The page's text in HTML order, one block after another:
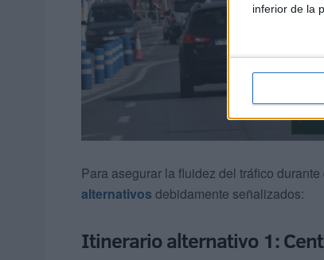
inferior de la
Para asegurar la fluidez del tráfico
alternativos debidamente señalizados:
Itinerario alternativo 1: